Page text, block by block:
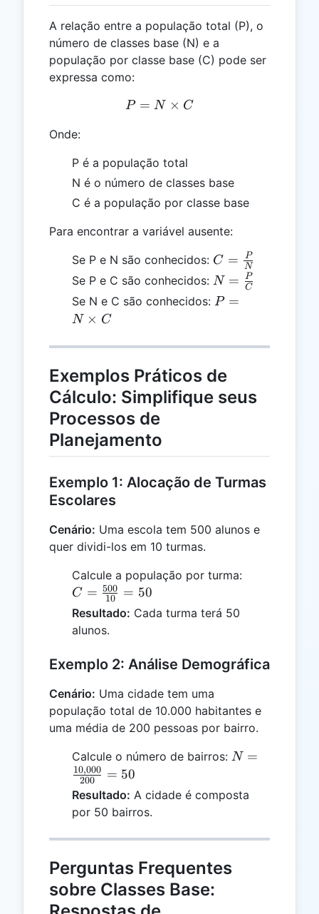
A relação entre a população total (P), o
número de classes base (N) e a
população por classe base (C) pode ser
expressa como:
P = N \times C
P = N × C
Onde:
P é a população total
N é o número de classes base
C é a população por classe base
Para encontrar a variável ausente:
Se P e N são conhecidos: C =
\frac{P}
C = N
P
Se P e C são conhecidos: N =
\frac{P}
N = C
P
Se N e C são conhecidos: P = N
P =
N × C
Exemplos Práticos de
Cálculo: Simplifique seus
Processos de
Planejamento
Exemplo 1: Alocação de Turmas
Escolares
Cenário: Uma escola tem 500 alunos e
quer dividi-los em 10 turmas.
Calcule a população por turma:
C = 10
500 = 50
Resultado: Cada turma terá 50
alunos.
Exemplo 2: Análise Demográfica
Cenário: Uma cidade tem uma
população total de 10.000 habitantes e
uma média de 200 pessoas por bairro.
Calcule o número de bairros: N =
{200} = 50
N =
200
10,000 = 50
Resultado: A cidade é composta
por 50 bairros.
Perguntas Frequentes
sobre Classes Base: